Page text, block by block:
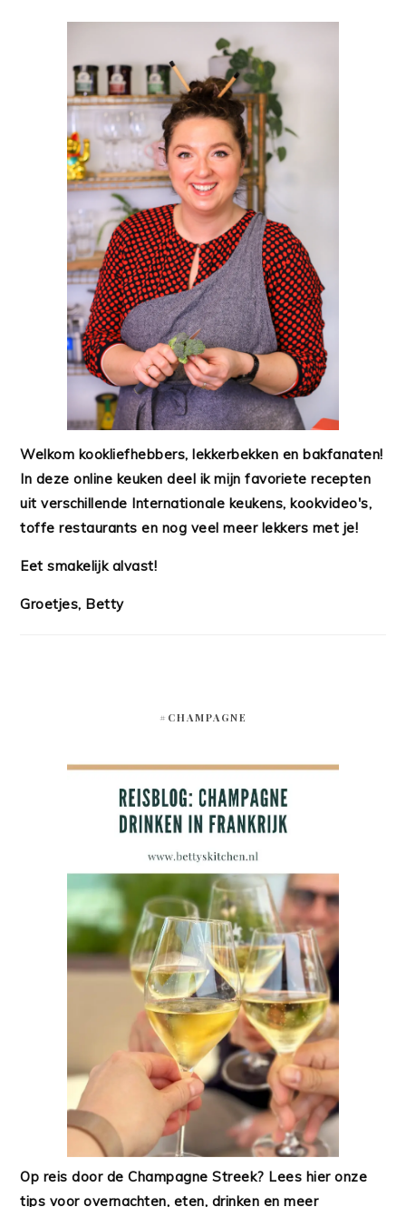
Welkom kookliefhebbers, lekkerbekken en bakfanaten!
In deze online keuken deel ik mijn favoriete recepten
uit verschillende Internationale keukens, kookvideo's,
toffe restaurants en nog veel meer lekkers met je!
Eet smakelijk alvast!
Groetjes, Betty
#CHAMPAGNE
Op reis door de Champagne Streek? Lees hier onze
tips voor overnachten, eten, drinken en meer